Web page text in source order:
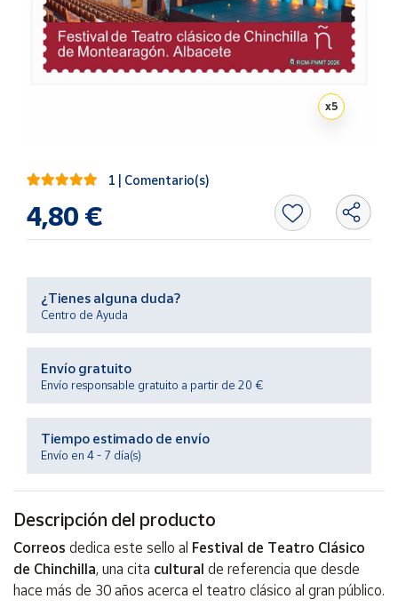
Bono
Cultural
Market
Productos
Solidarios
Ayuda
Centro
de ayuda
Contacto
Vendedores
Mapa de
vendedores
Hazte
vendedor
Área
x5
1 | Comentario(s)
4,80 €
¿Tienes alguna duda?
Centro de Ayuda
Envío gratuito
Envío responsable gratuito a partir de 20 €
Tiempo estimado de envío
Envío en 4 - 7 día(s)
Descripción del producto
Correos dedica este sello al Festival de Teatro Clásico
de Chinchilla, una cita cultural de referencia que desde
hace más de 30 años acerca el teatro clásico al gran público.